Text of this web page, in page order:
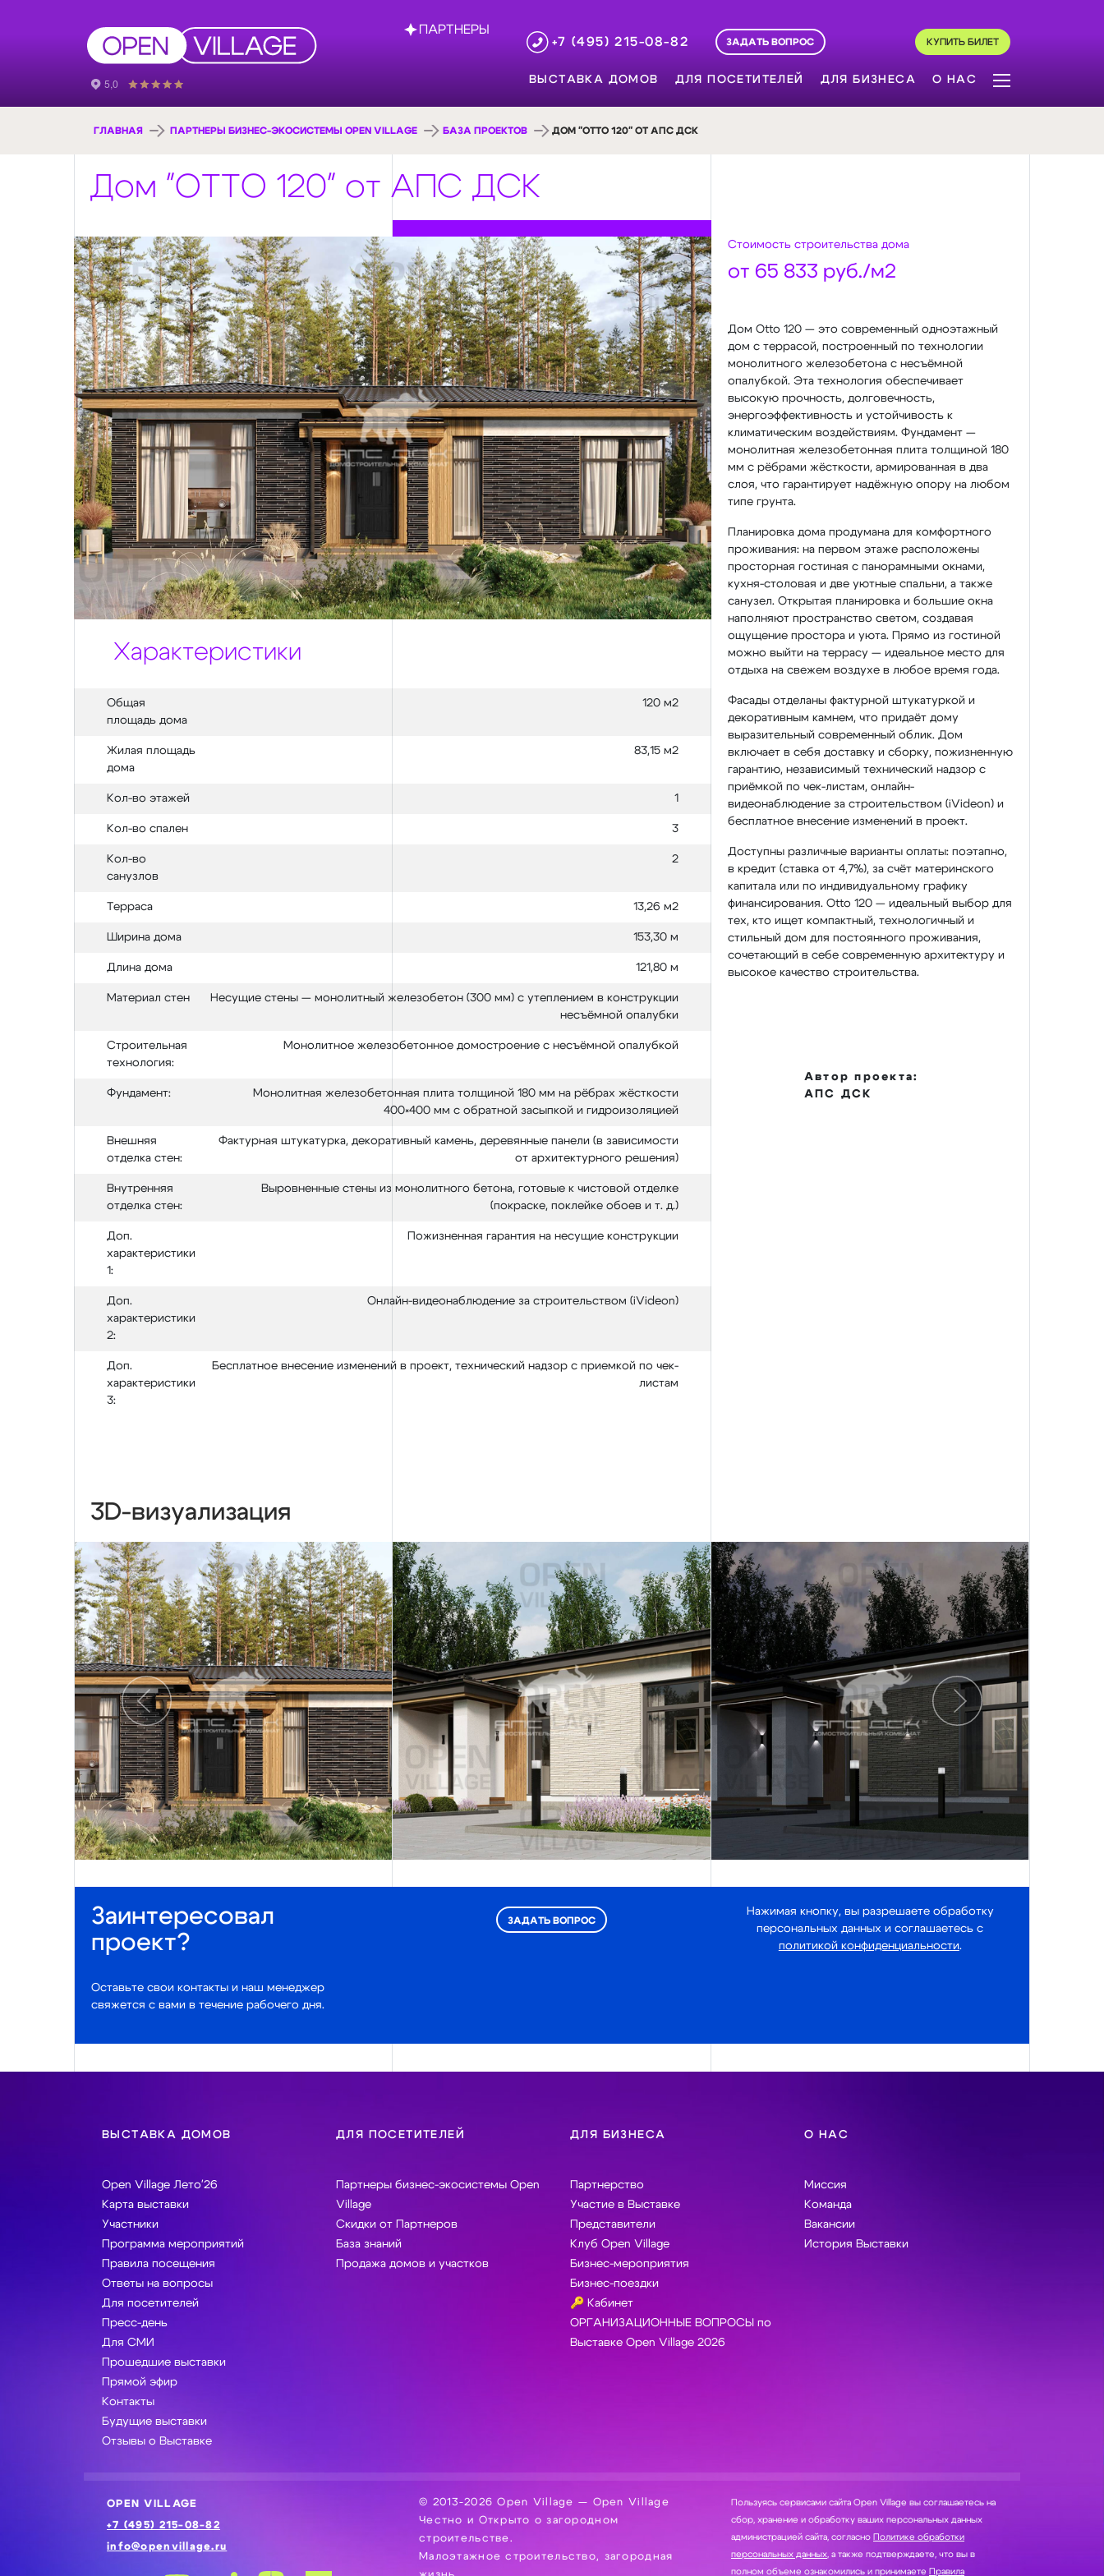
ПАРТНЕРЫ
+7 (495) 215-08-82
ЗАДАТЬ ВОПРОС КУПИТЬ БИЛЕТ
ВЫСТАВКА ДОМОВ ДЛЯ ПОСЕТИТЕЛЕЙ ДЛЯ БИЗНЕСА О НАС
ГЛАВНАЯ ПАРТНЕРЫ БИЗНЕС-ЭКОСИСТЕМЫ OPEN VILLAGE БАЗА ПРОЕКТОВ ДОМ "ОТТО 120" ОТ АПС ДСК
Дом "ОТТО 120" от АПС ДСК
Характеристики
Общая
площадь дома
120 м2
Жилая площадь
дома
83,15 м2
Кол-во этажей 1
Кол-во спален 3
Кол-во
санузлов
2
Терраса 13,26 м2
Ширина дома 153,30 м
Длина дома 121,80 м
Материал стен
Несущие стены — монолитный железобетон (300 мм) с утеплением в конструкции
несъёмной опалубки
Строительная
технология:
Монолитное железобетонное домостроение с несъёмной опалубкой
Фундамент:
Монолитная железобетонная плита толщиной 180 мм на рёбрах жёсткости
400×400 мм с обратной засыпкой и гидроизоляцией
Внешняя
отделка стен:
Фактурная штукатурка, декоративный камень, деревянные панели (в зависимости
от архитектурного решения)
Внутренняя
отделка стен:
Выровненные стены из монолитного бетона, готовые к чистовой отделке
(покраске, поклейке обоев и т. д.)
Доп.
характеристики
1:
Пожизненная гарантия на несущие конструкции
Доп.
характеристики
2:
Онлайн-видеонаблюдение за строительством (iVideon)
Доп.
характеристики
3:
Бесплатное внесение изменений в проект, технический надзор с приемкой по чек-
листам
Стоимость строительства дома
от 65 833 руб./м2
Дом Otto 120 — это современный одноэтажный
дом с террасой, построенный по технологии
монолитного железобетона с несъёмной
опалубкой. Эта технология обеспечивает
высокую прочность, долговечность,
энергоэффективность и устойчивость к
климатическим воздействиям. Фундамент —
монолитная железобетонная плита толщиной 180
мм с рёбрами жёсткости, армированная в два
слоя, что гарантирует надёжную опору на любом
типе грунта.
Планировка дома продумана для комфортного
проживания: на первом этаже расположены
просторная гостиная с панорамными окнами,
кухня-столовая и две уютные спальни, а также
санузел. Открытая планировка и большие окна
наполняют пространство светом, создавая
ощущение простора и уюта. Прямо из гостиной
можно выйти на террасу — идеальное место для
отдыха на свежем воздухе в любое время года.
Фасады отделаны фактурной штукатуркой и
декоративным камнем, что придаёт дому
выразительный современный облик. Дом
включает в себя доставку и сборку, пожизненную
гарантию, независимый технический надзор с
приёмкой по чек-листам, онлайн-
видеонаблюдение за строительством (iVideon) и
бесплатное внесение изменений в проект.
Доступны различные варианты оплаты: поэтапно,
в кредит (ставка от 4,7%), за счёт материнского
капитала или по индивидуальному графику
финансирования. Otto 120 — идеальный выбор для
тех, кто ищет компактный, технологичный и
стильный дом для постоянного проживания,
сочетающий в себе современную архитектуру и
высокое качество строительства.
Автор проекта:
АПС ДСК
3D-визуализация
Предыдущий Следующий
Заинтересовал
проект?
Оставьте свои контакты и наш менеджер
свяжется с вами в течение рабочего дня.
ЗАДАТЬ ВОПРОС
Нажимая кнопку, вы разрешаете обработку
персональных данных и соглашаетесь с
политикой конфиденциальности.
ВЫСТАВКА ДОМОВ
Open Village Лето'26
Карта выставки
Участники
Программа мероприятий
Правила посещения
Ответы на вопросы
Для посетителей
Пресс-день
Для СМИ
Прошедшие выставки
Прямой эфир
Контакты
Будущие выставки
Отзывы о Выставке
ДЛЯ ПОСЕТИТЕЛЕЙ
Партнеры бизнес-экосистемы Open
Village
Скидки от Партнеров
База знаний
Продажа домов и участков
ДЛЯ БИЗНЕСА
Партнерство
Участие в Выставке
Представители
Клуб Open Village
Бизнес-мероприятия
Бизнес-поездки
🔑 Кабинет
ОРГАНИЗАЦИОННЫЕ ВОПРОСЫ по
Выставке Open Village 2026
О НАС
Миссия
Команда
Вакансии
История Выставки
OPEN VILLAGE
+7 (495) 215-08-82
info@openvillage.ru
© 2013-2026 Open Village — Open Village
Честно и Открыто о загородном
строительстве.
Малоэтажное строительство, загородная
Пользуясь сервисами сайта Open Village вы соглашаетесь на
сбор, хранение и обработку ваших персональных данных
администрацией сайта, согласно Политике обработки
персональных данных , а также подтверждаете, что вы в
полном объеме ознакомились и принимаете Правила